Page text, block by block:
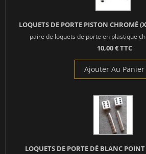
LOQUETS DE PORTE PISTON CHROMÉ
paire de loquets de porte en plastique
10,00 € TTC
Ajouter Au Panier
LOQUETS DE PORTE DÉ BLANC